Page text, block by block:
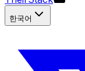
한국어